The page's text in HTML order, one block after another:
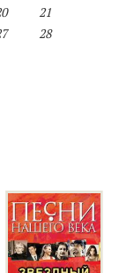
21
28